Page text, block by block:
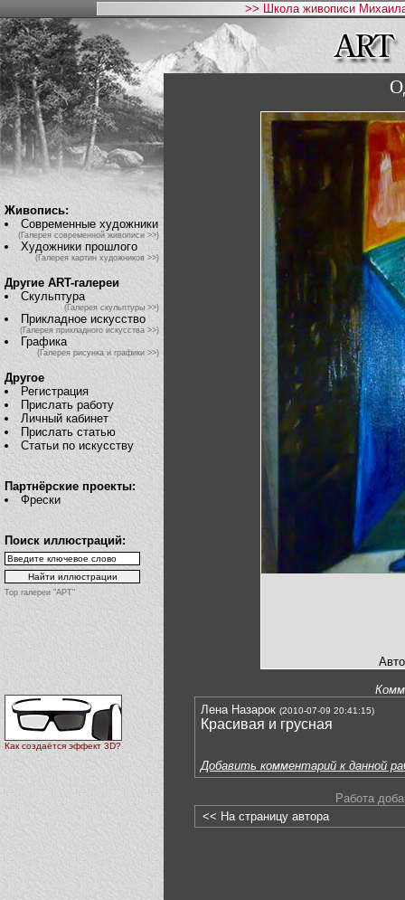
>> Школа живописи
Живопись:
Современные художники
(Галерея современной живописи >>)
Художники прошлого
(Галерея картин художников >>)
Другие ART-галереи
Скульптура
(Галерея скульптуры >>)
Прикладное искусство
(Галерея прикладного искусства >>)
Графика
(Галерея рисунка и графики >>)
Другое
Регистрация
Прислать работу
Личный кабинет
Прислать статью
Статьи по искусству
Партнёрские проекты:
Фрески
Поиск иллюстраций:
Top галереи "АРТ"
Как создаётся эффект 3D?
Лена Назарок (2010-07-09 20:41:15)
Красивая и грусная
Добавить комментарий к данной
Работа
<< На страницу автора